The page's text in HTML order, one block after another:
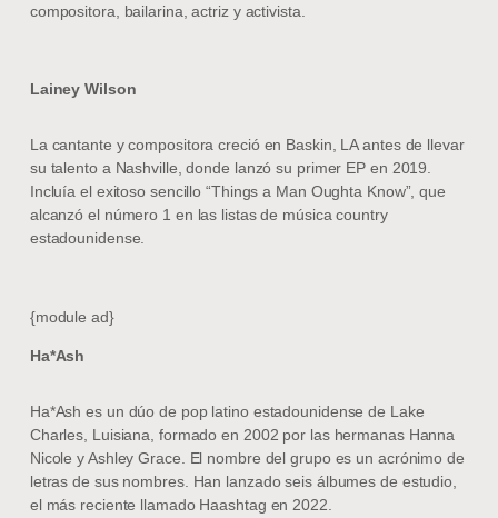
compositora, bailarina, actriz y activista.
Lainey Wilson
La cantante y compositora creció en Baskin, LA antes de llevar
su talento a Nashville, donde lanzó su primer EP en 2019.
Incluía el exitoso sencillo “Things a Man Oughta Know”, que
alcanzó el número 1 en las listas de música country
estadounidense.
{module ad}
Ha*Ash
Ha*Ash es un dúo de pop latino estadounidense de Lake
Charles, Luisiana, formado en 2002 por las hermanas Hanna
Nicole y Ashley Grace. El nombre del grupo es un acrónimo de
letras de sus nombres. Han lanzado seis álbumes de estudio,
el más reciente llamado Haashtag en 2022.